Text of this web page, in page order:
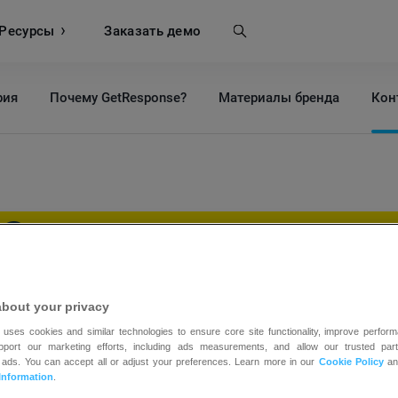
Ресурсы Заказать демо
Поиск
Почему GetResponse? Материалы бренда
с
вашему сообщению! Свяжитесь с нами
и доступны 24 часа в сутки, 7 дней в
your privacy
cookies and similar technologies to ensure core site functionality, improve
our marketing efforts, including ads measurements, and allow our trusted
ads. You can accept all or adjust your preferences. Learn more in our Cookie Policy